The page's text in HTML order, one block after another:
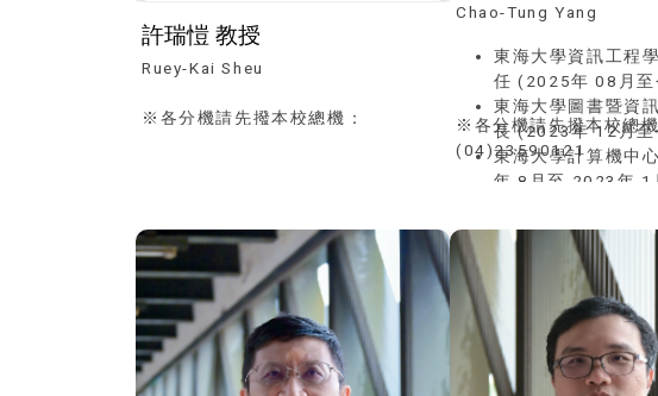
許瑞愷 教授
Ruey-Kai Sheu
※各分機請先撥本校總機：
Chao-Tung Yang
東海大學資訊工程
任 (2025年 08月至
東海大學圖書暨資
長 (2023年 12月至
東海大學計算機中
年 8月至 2023年 1
月至 2023年 1月)
東海大學資訊工程
教授 (2019年 12月
國家實驗研究院國
計算中心兼任研究員
※各分機請先撥本校總
(04)23590121